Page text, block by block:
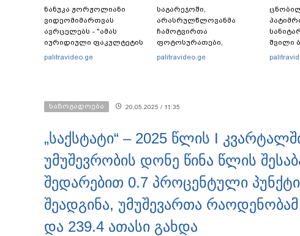
ნანუკა ჟორჟოლიანი
ვიდეომიმართვას
ავრცელებს - "ამას
იურიდიული ფაკულტეტის
1-ელი კურსის სტუდენტიც
palitravideo.ge
საგარეჯოში,
არასრულწლოვანმა
ჩამოტვირთა
ფოტოსურათები,
დაამონტაჟა, მიანიჭა
გაავრცელა - შსს
კადრებს აქვეყნებს
palitravideo.ge
შვილი
საზოგადოება 20.05.2025 / 11:35
„საქსტატი“ – 2025 წლის I
უმუშევრობის დონე წინა წლის
შედარებით 0.7 პროცენტული
შეადგინა, უმუშევართა
და 239.4 ათასი გახდა